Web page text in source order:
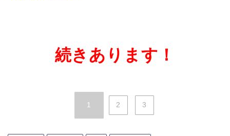
続きあります！
1 2 3